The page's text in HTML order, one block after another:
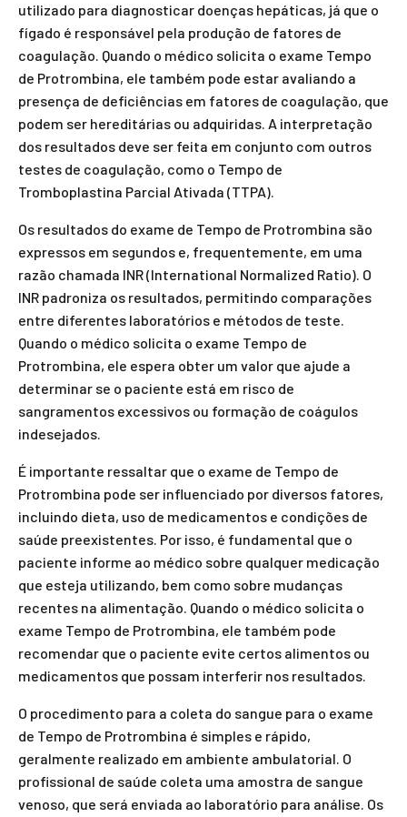
utilizado para diagnosticar doenças hepáticas, já que o
fígado é responsável pela produção de fatores de
coagulação. Quando o médico solicita o exame Tempo
de Protrombina, ele também pode estar avaliando a
presença de deficiências em fatores de coagulação, que
podem ser hereditárias ou adquiridas. A interpretação
dos resultados deve ser feita em conjunto com outros
testes de coagulação, como o Tempo de
Tromboplastina Parcial Ativada (TTPA).
Os resultados do exame de Tempo de Protrombina são
expressos em segundos e, frequentemente, em uma
razão chamada INR (International Normalized Ratio). O
INR padroniza os resultados, permitindo comparações
entre diferentes laboratórios e métodos de teste.
Quando o médico solicita o exame Tempo de
Protrombina, ele espera obter um valor que ajude a
determinar se o paciente está em risco de
sangramentos excessivos ou formação de coágulos
indesejados.
É importante ressaltar que o exame de Tempo de
Protrombina pode ser influenciado por diversos fatores,
incluindo dieta, uso de medicamentos e condições de
saúde preexistentes. Por isso, é fundamental que o
paciente informe ao médico sobre qualquer medicação
que esteja utilizando, bem como sobre mudanças
recentes na alimentação. Quando o médico solicita o
exame Tempo de Protrombina, ele também pode
recomendar que o paciente evite certos alimentos ou
medicamentos que possam interferir nos resultados.
O procedimento para a coleta do sangue para o exame
de Tempo de Protrombina é simples e rápido,
geralmente realizado em ambiente ambulatorial. O
profissional de saúde coleta uma amostra de sangue
venoso, que será enviada ao laboratório para análise. Os